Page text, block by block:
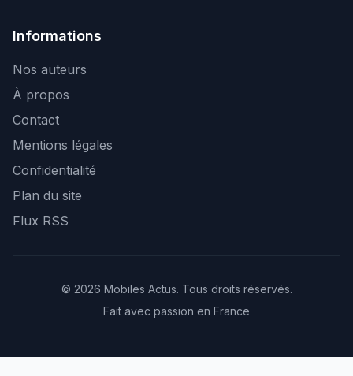
Informations
Nos auteurs
À propos
Contact
Mentions légales
Confidentialité
Plan du site
Flux RSS
© 2026 Mobiles Actus. Tous droits réservés.
Fait avec passion en France